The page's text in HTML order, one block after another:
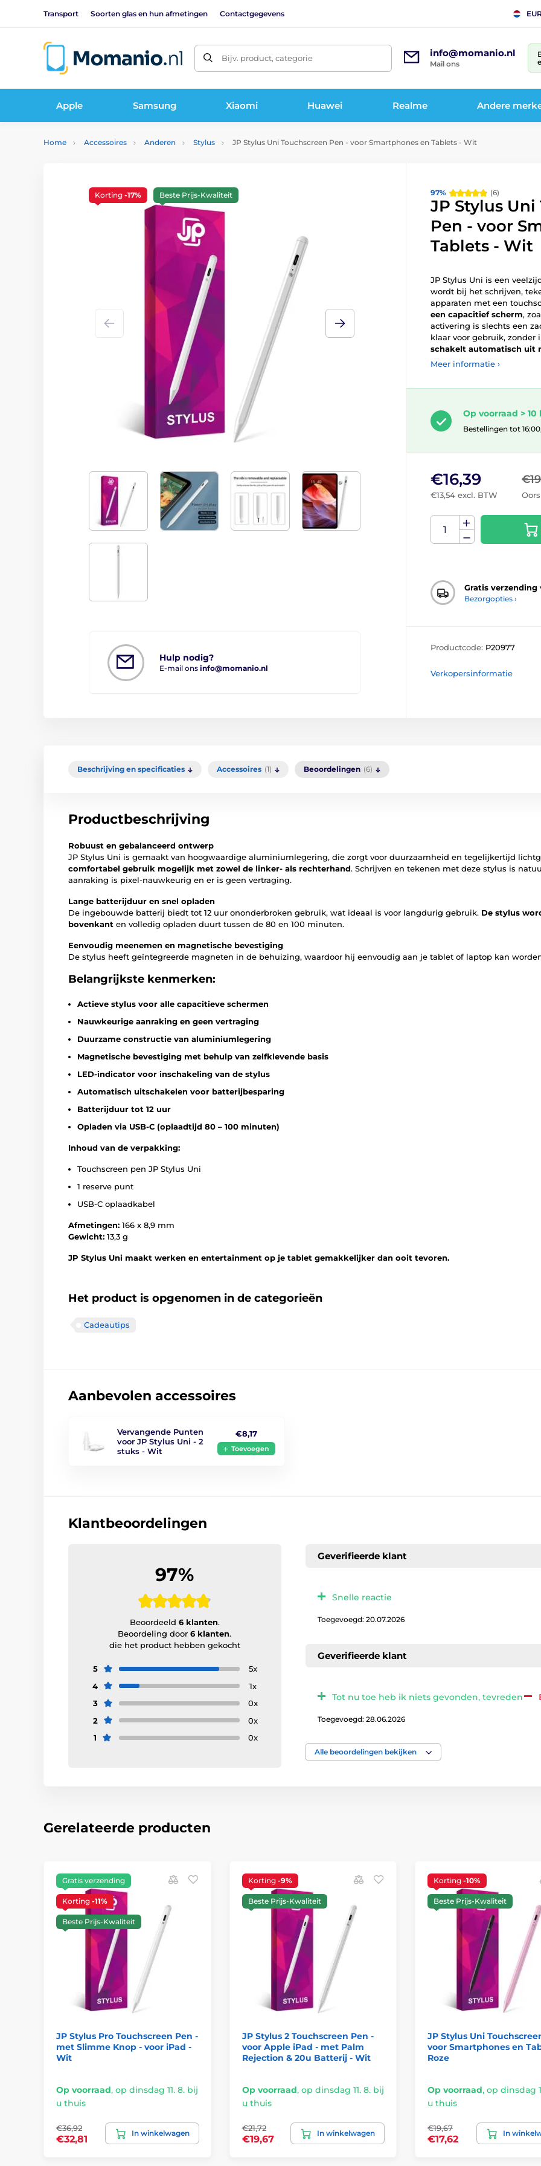
Transport Soorten glas en hun afmetingen Contactgegevens
Bijv. product, categorie info@momanio.nl
Mail ons
Apple Samsung Xiaomi Huawei Realme Andere
Home Accessoires Anderen Stylus JP Stylus Uni Touchscreen Pen - voor Smartphones en Tablets - Wit
97% (6)
Hulp nodig?
E-mail ons info@momanio.nl
Korting -17% Beste Prijs-Kwaliteit
JP Stylus
Pen - voor
Tablets - Wit
JP Stylus Uni is een
wordt bij het schrijven,
apparaten met een
een capacitief scherm,
activering is slechts een
klaar voor gebruik,
schakelt automatisch uit
Meer informatie ›
Op voorraad > 10
Bestellingen tot
€16,39
€13,54 excl. BTW
Gratis verzending
Bezorgopties ›
Productcode: P20977
Verkopersinformatie
Beschrijving en specificaties Accessoires (1) Beoordelingen (6)
Productbeschrijving
Robuust en gebalanceerd ontwerp
JP Stylus Uni is gemaakt van hoogwaardige aluminiumlegering, die zorgt voor duurzaamheid en tegelijkertijd
comfortabel gebruik mogelijk met zowel de linker- als rechterhand. Schrijven en tekenen met deze stylus is
aanraking is pixel-nauwkeurig en er is geen vertraging.
Lange batterijduur en snel opladen
De ingebouwde batterij biedt tot 12 uur ononderbroken gebruik, wat ideaal is voor langdurig gebruik. De stylus
bovenkant en volledig opladen duurt tussen de 80 en 100 minuten.
Eenvoudig meenemen en magnetische bevestiging
De stylus heeft geïntegreerde magneten in de behuizing, waardoor hij eenvoudig aan je tablet of laptop kan
Belangrijkste kenmerken:
Actieve stylus voor alle capacitieve schermen
Nauwkeurige aanraking en geen vertraging
Duurzame constructie van aluminiumlegering
Magnetische bevestiging met behulp van zelfklevende basis
LED-indicator voor inschakeling van de stylus
Automatisch uitschakelen voor batterijbesparing
Batterijduur tot 12 uur
Opladen via USB-C (oplaadtijd 80 – 100 minuten)
Inhoud van de verpakking:
Touchscreen pen JP Stylus Uni
1 reserve punt
USB-C oplaadkabel
Afmetingen: 166 x 8,9 mm
Gewicht: 13,3 g
JP Stylus Uni maakt werken en entertainment op je tablet gemakkelijker dan ooit tevoren.
Het product is opgenomen in de categorieën
Cadeautips
Aanbevolen accessoires
Vervangende Punten
voor JP Stylus Uni - 2
stuks - Wit
€8,17
Toevoegen
Klantbeoordelingen
97%
Beoordeeld 6 klanten.
Beoordeling door6 klanten.
die het product hebben gekocht
5
5x
4
1x
3
0x
2
0x
1
0x
Geverifieerde klant
Snelle reactie
Toegevoegd: 20.07.2026
Geverifieerde klant
Tot nu toe heb ik niets gevonden, tevreden
Toegevoegd: 28.06.2026
Alle beoordelingen bekijken
Gerelateerde producten
Gratis verzending
Korting -11%
Beste Prijs-Kwaliteit
JP Stylus Pro Touchscreen Pen -
met Slimme Knop - voor iPad -
Wit
Op voorraad, op dinsdag 11. 8. bij
u thuis
€36,92
€32,81
In winkelwagen
Korting -9%
Beste Prijs-Kwaliteit
JP Stylus 2 Touchscreen Pen -
voor Apple iPad - met Palm
Rejection & 20u Batterij - Wit
Op voorraad, op dinsdag 11. 8. bij
u thuis
€21,72
€19,67
In winkelwagen
Korting -10%
Beste Prijs-Kwaliteit
JP Stylus Uni
voor Smartphones en
Roze
Op voorraad, op dinsdag
u thuis
€19,67
€17,62
In